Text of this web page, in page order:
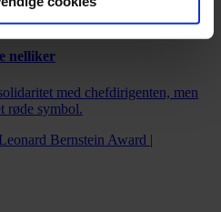
nelliker
med chefdirigenten, men
røde symbol.